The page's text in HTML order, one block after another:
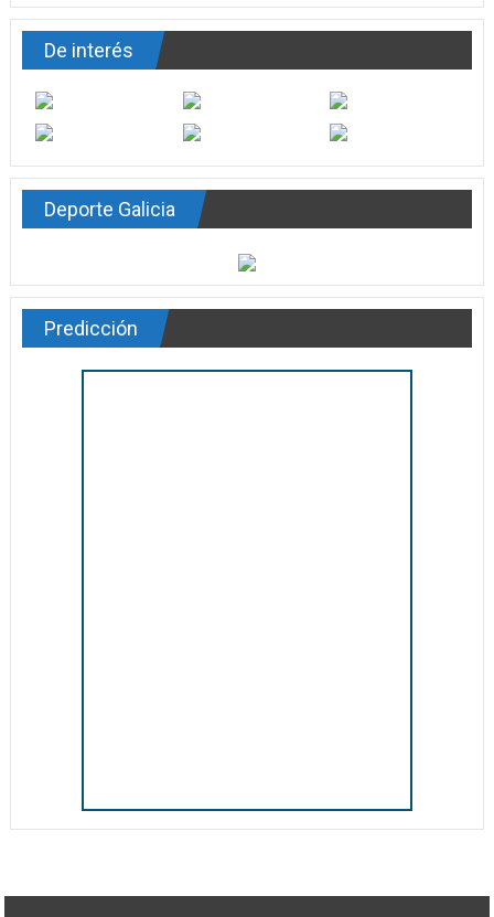
De interés
Deporte Galicia
Predicción